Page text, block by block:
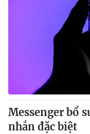
Theo dõi báo trên
Đài
Cơ quan báo chí:
Thời
Giấy phép hoạt động
cấp ngày 29/12/2023
Tổng Biên tập:Vũ
Phó Tổng Biên tập:
Nguyễn Trọng Ninh
Messenger bổ
nhắn đặc biệt